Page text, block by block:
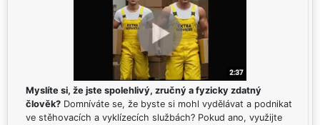
Myslíte si, že jste spolehlivý, zručný a fyzicky zdatný
člověk? Domníváte se, že byste si mohl vydělávat a podnikat
ve stěhovacích a vyklízecích službách? Pokud ano, využijte